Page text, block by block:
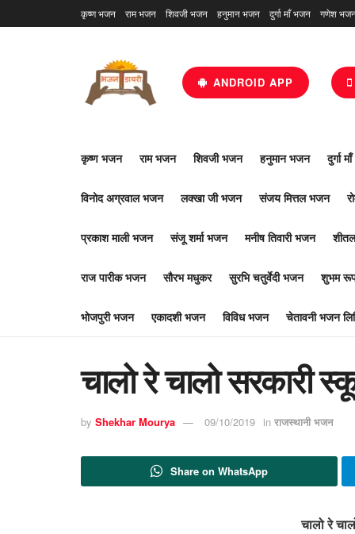
कृष्ण भजन राम भजन शिवजी भजन हनुमान भजन दुर्गा माँ भजन गणेश
ANDROID APP
कृष्ण भजन राम भजन शिवजी भजन हनुमान भजन दुर्गा
विनोद अग्रवाल भजन लक्खा जी भजन संजय मित्तल भजन
प्रकाश माली भजन संजू शर्मा भजन मनीष तिवारी भजन
राज पारीक भजन सौरभ मधुकर सुरभि चतुर्वेदी भजन शुभम
भोजपुरी भजन एकादशी भजन विविध भजन चेतावनी भजन
चालो रे चालो सरकारी
by Shekhar Mourya 09/10/2019 in राजस्थानी भजन
Share on WhatsApp
चालो रे